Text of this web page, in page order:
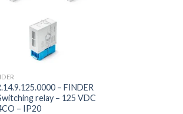
– FINDER
relay – 125 VDC
– IP20